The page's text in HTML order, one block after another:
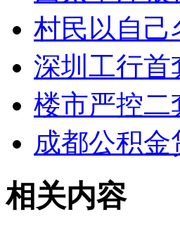
村民以自己
深圳工行首
楼市严控二
成都公积
相关内容